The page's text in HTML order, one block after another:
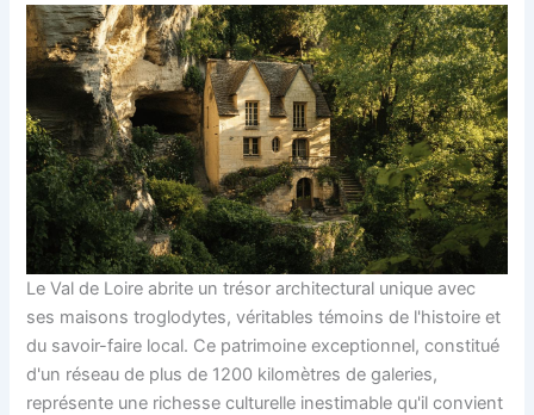
Le Val de Loire abrite un trésor architectural unique avec
ses maisons troglodytes, véritables témoins de l'histoire et
du savoir-faire local. Ce patrimoine exceptionnel, constitué
d'un réseau de plus de 1200 kilomètres de galeries,
représente une richesse culturelle inestimable qu'il convient